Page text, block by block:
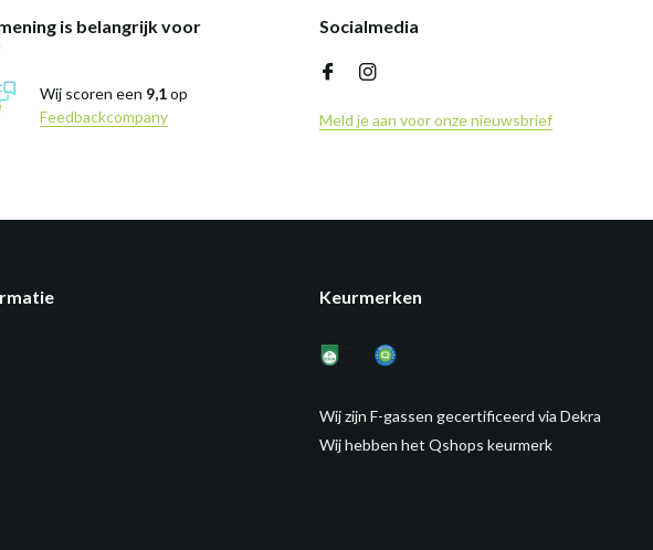
is belangrijk voor
Wij scoren een 9,1op
Feedbackcompany
Socialmedia
Meld je aan voor onze nieuwsbrief
Keurmerken
Wij zijn F-gassen gecertificeerd via Dekra
Wij hebben het Qshops keurmerk